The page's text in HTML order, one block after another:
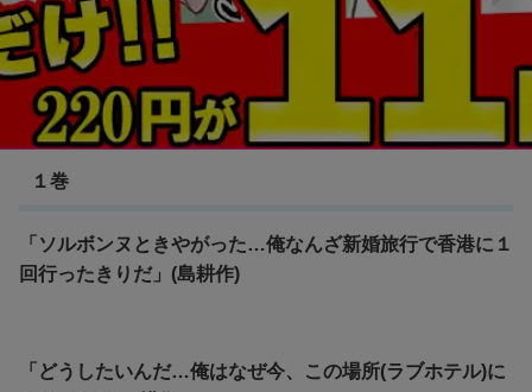
課長島耕作
１巻
「ソルボンヌときやがった…俺なんざ新婚旅行で香港に１
回行ったきりだ」(島耕作)
「どうしたいんだ…俺はなぜ今、この場所(ラブホテル)に